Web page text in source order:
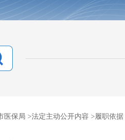
医保局 >法定主动公开内容 >履职依据